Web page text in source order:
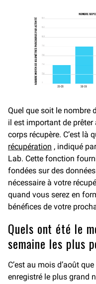
Quel que soit le nombre
il est important de
corps récupère. C’est là
récupération , indiqué
Lab. Cette fonction
fondées sur des
nécessaire à votre
quand vous serez en
bénéfices de votre
Quels ont été le
semaine les plus
C’est au mois d’août
enregistré le plus grand